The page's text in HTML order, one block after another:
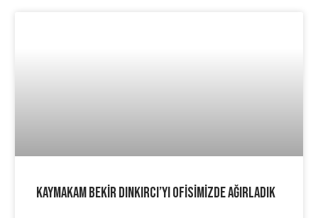
Kaymakam Bekir Dınkırcı’yı Ofisimizde Ağırladık